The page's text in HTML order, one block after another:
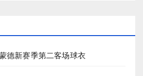
德新赛季第二客场球衣